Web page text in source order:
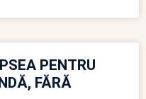
PENTRU
FĂRĂ